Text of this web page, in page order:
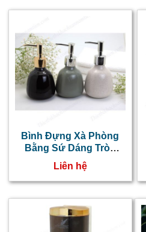
Bình Đựng Xà Phòng
Bằng Sứ Dáng Tròn
Bầu NT0218043
Liên hệ